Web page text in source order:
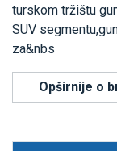
turskom tržištu
SUV
za&nbs
Opširnije o